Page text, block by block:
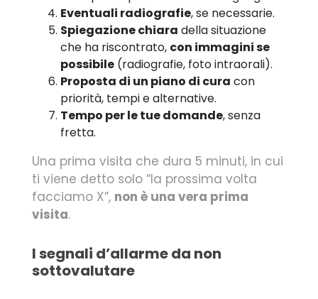
Eventuali radiografie, se necessarie.
Spiegazione chiara della situazione
che ha riscontrato, con immagini se
possibile (radiografie, foto intraorali).
Proposta di un piano di cura con
priorità, tempi e alternative.
Tempo per le tue domande, senza
fretta.
Una prima visita che dura 5 minuti, in cui
ti viene detto solo “la prossima volta
facciamo X”, non è una vera prima
visita.
I segnali d’allarme da non
sottovalutare